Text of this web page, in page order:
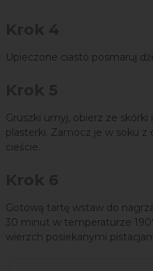
Upieczone ciasto posmaruj
Gruszki umyj, obierz ze skórki
plasterki. Zamocz je w soku z
cieście.
Gotową tartę wstaw do
30 minut w temperaturze
wierzch posiekanymi